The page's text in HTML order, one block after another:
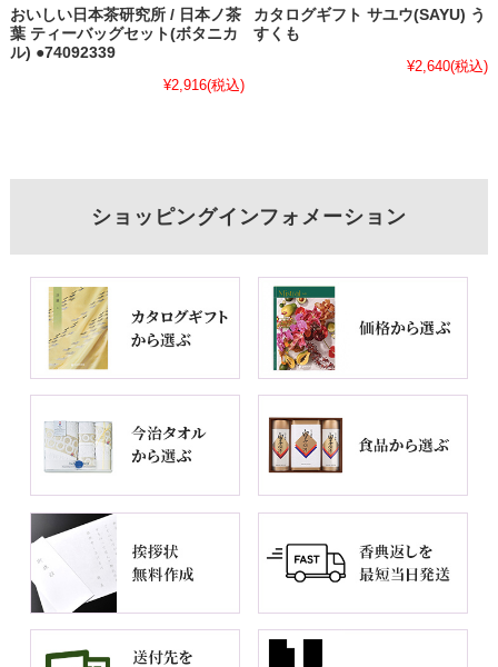
おいしい日本茶研究所 / 日本ノ茶
葉 ティーバッグセット(ボタニカ
ル) ●74092339
¥2,916(税込)
カタログギフト サユウ(SAYU) う
すくも
¥2,640(税込)
ショッピングインフォメーション